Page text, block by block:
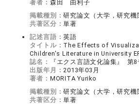
著者： 森田 由利子
掲載種別：研究論文（大学，研究機
共著区分：単著
記述言語：英語
タイトル： The Effects of
Children's Literature in University
誌名：
『エクス言語文化論集』 第
出版年月：2013年03月
著者： MORITA Yuriko
掲載種別：研究論文（大学，研究機
共著区分：単著